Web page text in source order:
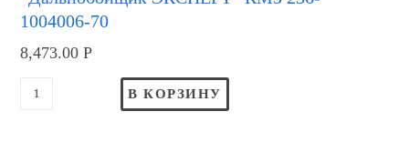
1004006-70
8,473.00Р
В КОРЗИНУ